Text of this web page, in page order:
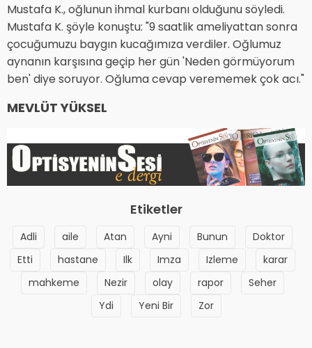
Mustafa K., oğlunun ihmal kurbanı olduğunu söyledi.
Mustafa K. şöyle konuştu: "9 saatlik ameliyattan sonra
çocuğumuzu baygın kucağımıza verdiler. Oğlumuz
aynanın karşısına geçip her gün 'Neden görmüyorum
ben' diye soruyor. Oğluma cevap verememek çok acı."
MEVLÜT YÜKSEL
Etiketler
Adli aile Atan Ayni Bunun
Doktor
Etti
hastane Ilk Imza Izleme
karar
mahkeme
Nezir olay rapor
Seher
Ydi
Yeni Bir Zor